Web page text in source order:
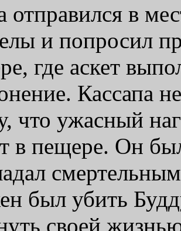
отправился в
и попросил
где аскет
Кассапа
что ужасный
в пещере. Он
был убить
своей